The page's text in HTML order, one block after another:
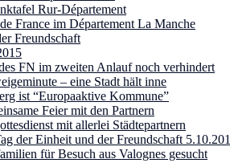
Rur-Département
France im Département La Manche
Freundschaft
FN im zweiten Anlauf noch verhindert
– eine Stadt hält inne
ist “Europaaktive Kommune”
Feier mit den Partnern
mit allerlei Städtepartnern
der Einheit und der Freundschaft
für Besuch aus Valognes gesucht